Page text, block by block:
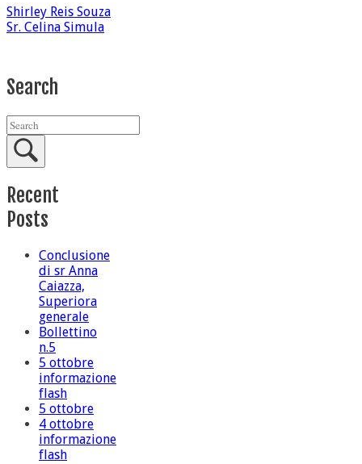
Shirley Reis Souza
Sr. Celina Simula
Search
Recent
Posts
Conclusione
di sr Anna
Caiazza,
Superiora
generale
Bollettino
n.5
5 ottobre
informazione
flash
5 ottobre
4 ottobre
informazione
flash